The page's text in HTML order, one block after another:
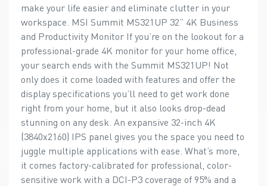
make your life easier and eliminate clutter in your
workspace. MSI Summit MS321UP 32” 4K Business
and Productivity Monitor If you’re on the lookout for a
professional-grade 4K monitor for your home office,
your search ends with the Summit MS321UP! Not
only does it come loaded with features and offer the
display specifications you’ll need to get work done
right from your home, but it also looks drop-dead
stunning on any desk. An expansive 32-inch 4K
(3840x2160) IPS panel gives you the space you need to
juggle multiple applications with ease. What’s more,
it comes factory-calibrated for professional, color-
sensitive work with a DCI-P3 coverage of 95% and a